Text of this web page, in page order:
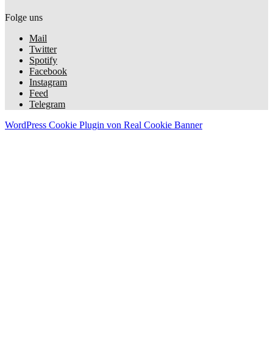
Folge uns
Mail
Twitter
Spotify
Facebook
Instagram
Feed
Telegram
WordPress Cookie Plugin von Real Cookie Banner